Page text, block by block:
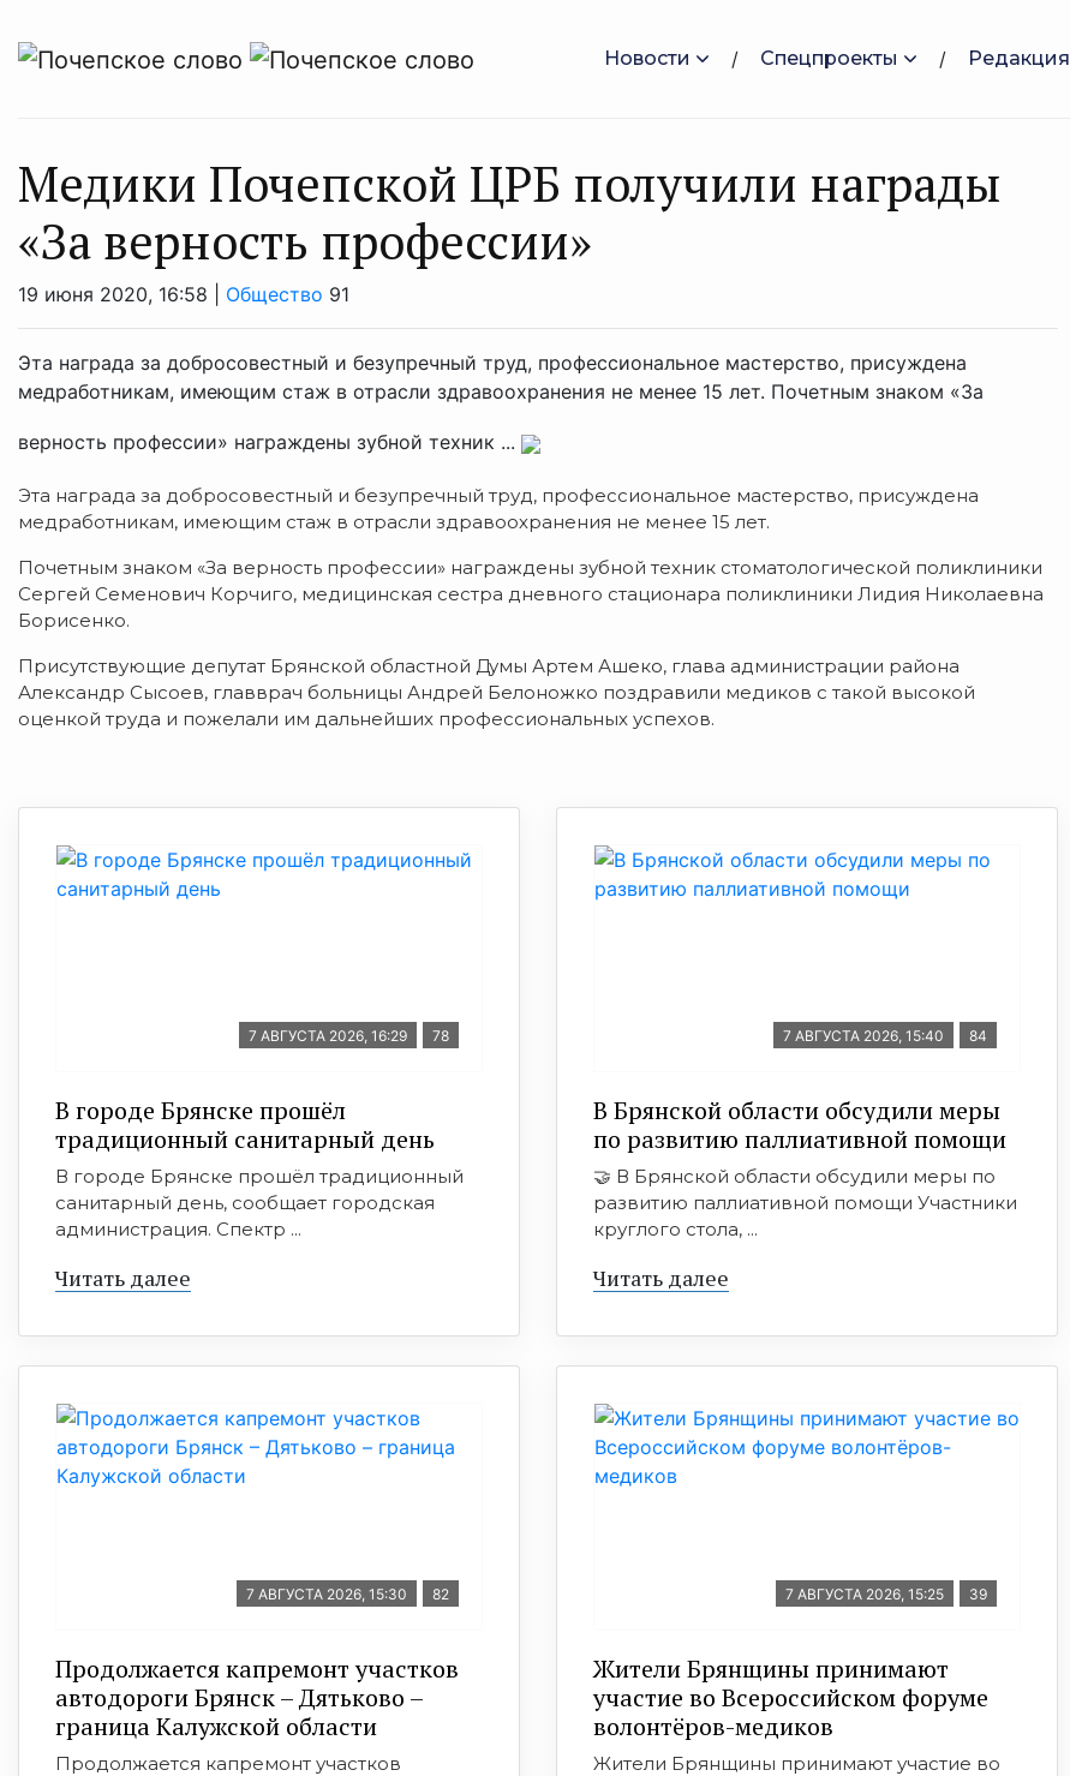
Новости Спецпроекты Редакция
Медики Почепской ЦРБ получили награды
«За верность профессии»
19 июня 2020, 16:58 | Общество 91
Эта награда за добросовестный и безупречный труд, профессиональное мастерство, присуждена
медработникам, имеющим стаж в отрасли здравоохранения не менее 15 лет. Почетным знаком «За
верность профессии» награждены зубной техник ...
Эта награда за добросовестный и безупречный труд, профессиональное мастерство, присуждена
медработникам, имеющим стаж в отрасли здравоохранения не менее 15 лет.
Почетным знаком «За верность профессии» награждены зубной техник стоматологической поликлиники
Сергей Семенович Корчиго, медицинская сестра дневного стационара поликлиники Лидия Николаевна
Борисенко.
Присутствующие депутат Брянской областной Думы Артем Ашеко, глава администрации района
Александр Сысоев, главврач больницы Андрей Белоножко поздравили медиков с такой высокой
оценкой труда и пожелали им дальнейших профессиональных успехов.
7 АВГУСТА 2026, 16:29 78
В городе Брянске прошёл
традиционный санитарный день
В городе Брянске прошёл традиционный
санитарный день, сообщает городская
администрация. Спектр ...
Читать далее
7 АВГУСТА 2026, 15:40 84
В Брянской области обсудили меры
по развитию паллиативной помощи
🤝 В Брянской области обсудили меры по
развитию паллиативной помощи Участники
круглого стола, ...
Читать далее
7 АВГУСТА 2026, 15:30 82
Продолжается капремонт участков
автодороги Брянск – Дятьково –
граница Калужской области
Продолжается капремонт участков
7 АВГУСТА 2026, 15:25 39
Жители Брянщины принимают
участие во Всероссийском форуме
волонтёров-медиков
Жители Брянщины принимают участие во